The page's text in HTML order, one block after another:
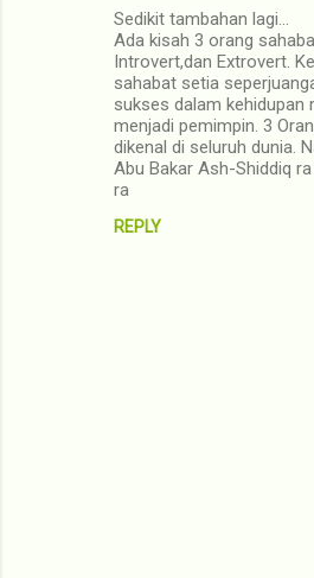
Sedikit tambahan lagi...
Ada kisah 3 orang
Introvert,dan Extrovert.
sahabat setia
sukses dalam kehidupan
menjadi pemimpin. 3
dikenal di seluruh dunia.
Abu Bakar Ash-Shiddiq
ra
REPLY